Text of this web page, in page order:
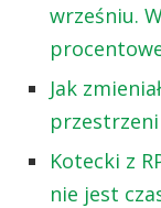
wrześniu.
Jak
przestrzeni
Kotecki z
nie jest